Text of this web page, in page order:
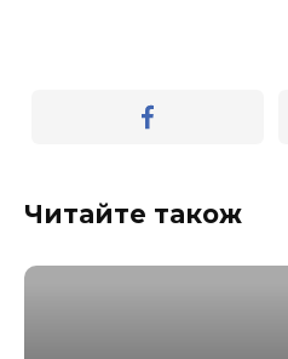
Читайте також